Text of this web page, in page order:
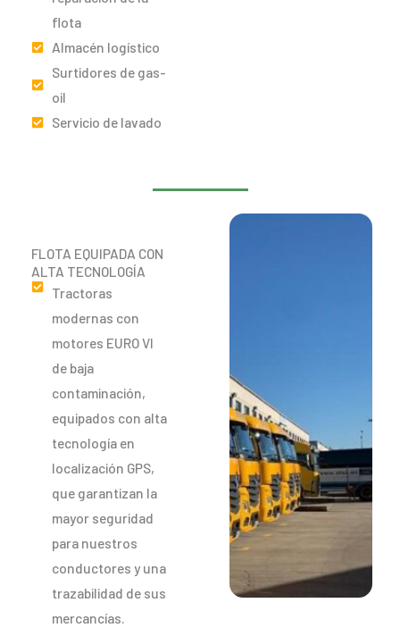
flota
Almacén logístico
Surtidores de gas-
oil
Servicio de lavado
FLOTA EQUIPADA CON
ALTA TECNOLOGÍA
Tractoras
modernas con
motores EURO VI
de baja
contaminación,
equipados con alta
tecnología en
localización GPS,
que garantizan la
mayor seguridad
para nuestros
conductores y una
trazabilidad de sus
mercancías.